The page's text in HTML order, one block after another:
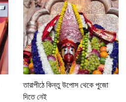
তারাপীঠে কিন্তু উপোস থেকে পুজো
দিতে নেই